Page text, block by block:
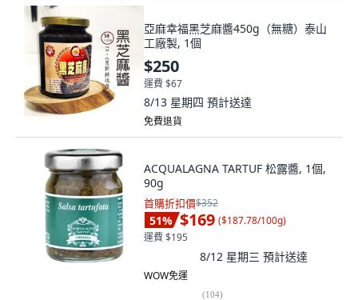
亞麻幸福黑芝麻醬450g（無糖）泰山
工廠製, 1個
$250
運費 $67
8/13 星期四 預計送達
免費退貨
ACQUALAGNA TARTUF 松露醬, 1個,
90g
首購折扣價$352
51% $169 ($187.78/100g)
運費 $195
8/12 星期三 預計送達
WOW免運
(104)